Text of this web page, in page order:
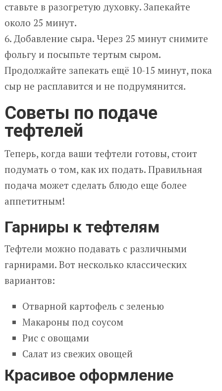
ставьте в разогретую духовку. Запекайте
около 25 минут.
6. Добавление сыра. Через 25 минут снимите
фольгу и посыпьте тертым сыром.
Продолжайте запекать ещё 10-15 минут, пока
сыр не расплавится и не подрумянится.
Советы по подаче
тефтелей
Теперь, когда ваши тефтели готовы, стоит
подумать о том, как их подать. Правильная
подача может сделать блюдо еще более
аппетитным!
Гарниры к тефтелям
Тефтели можно подавать с различными
гарнирами. Вот несколько классических
вариантов:
Отварной картофель с зеленью
Макароны под соусом
Рис с овощами
Салат из свежих овощей
Красивое оформление